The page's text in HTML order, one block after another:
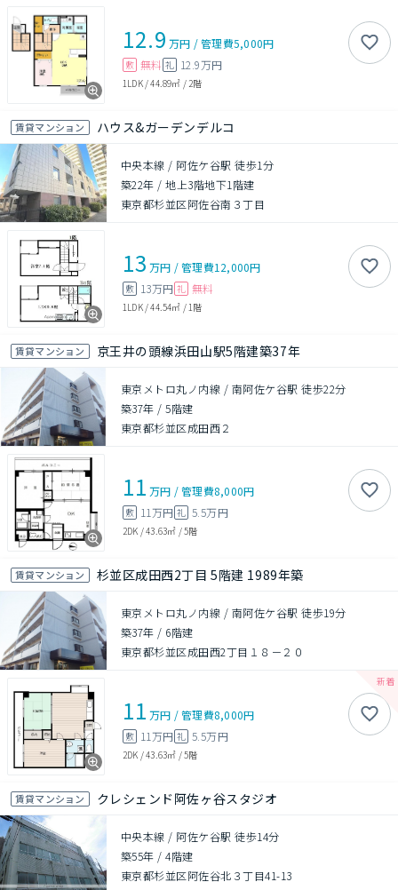
12.9 万円 /管理費5,000円
敷 無料 礼 12.9万円
1LDK/44.89㎡ / 2階
賃貸マンション ハウス&ガーデンデルコ
中央本線 / 阿佐ケ谷駅 徒歩1分
築22年 /地上3階地下1階建
東京都杉並区阿佐谷南３丁目
13 万円 /管理費12,000円
敷 13万円 礼 無料
1LDK/44.54㎡ / 1階
賃貸マンション 京王井の頭線浜田山駅5階建築37年
東京メトロ丸ノ内線 / 南阿佐ケ谷駅 徒歩22分
築37年 /5階建
東京都杉並区成田西２
11 万円 /管理費8,000円
敷 11万円 礼 5.5万円
2DK /43.63㎡ /5階
賃貸マンション 杉並区成田西2丁目 5階建 1989年築
東京メトロ丸ノ内線 / 南阿佐ケ谷駅 徒歩19分
築37年 / 6階建
東京都杉並区成田西2丁目１８－２０
11 万円 /管理費8,000円
敷 11万円 礼 5.5万円
2DK /43.63㎡ /5階
賃貸マンション クレシェンド阿佐ヶ谷スタジオ
中央本線 / 阿佐ケ谷駅 徒歩14分
築55年 /4階建
東京都杉並区阿佐谷北３丁目41-13